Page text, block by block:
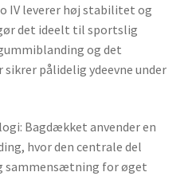
IV leverer høj stabilitet og
det ideelt til sportslig
og det
pålidelig ydeevne under
Bagdækket anvender en
hvor den centrale del
sammensætning for øget